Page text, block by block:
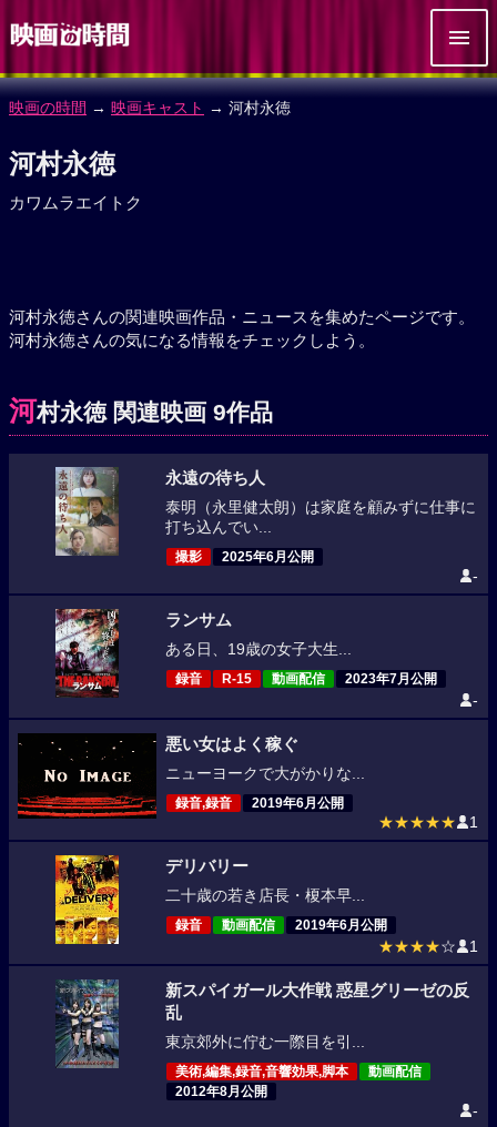
映画の時間 → 映画キャスト → 河村永徳
河村永徳
カワムラエイトク
河村永徳さんの関連映画作品・ニュースを集めたページです。
河村永徳さんの気になる情報をチェックしよう。
河村永徳 関連映画 9作品
永遠の待ち人
泰明（永里健太朗）は家庭を顧みずに仕事に
打ち込んでい...
撮影 2025年6月公開
-
ランサム
ある日、19歳の女子大生...
録音 R-15 動画配信 2023年7月公開
-
悪い女はよく稼ぐ
ニューヨークで大がかりな...
録音,録音 2019年6月公開
★★★★★ 1
デリバリー
二十歳の若き店長・榎本早...
録音 動画配信 2019年6月公開
★★★★☆ 1
新スパイガール大作戦 惑星グリーゼの反
乱
東京郊外に佇む一際目を引...
美術,編集,録音,音響効果,脚本
動画配信
2012年8月公開
-